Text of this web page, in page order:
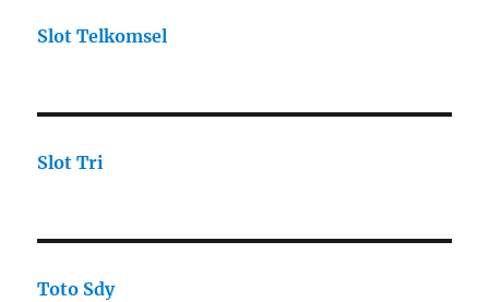
Slot Telkomsel
Slot Tri
Toto Sdy